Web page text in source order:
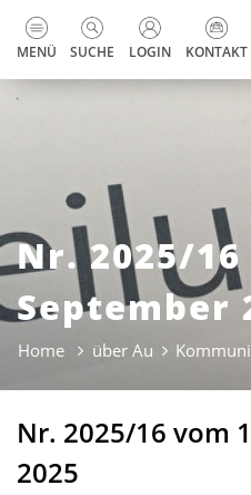
zur Startseite
Direkt zur
Direkt zum Inhalt
Direkt zur Suche
Direkt zum
MENÜ SUCHE LOGIN KONTAKT
Nr. 2025/
September
Home über Au
Nr. 2025/16 vom
2025